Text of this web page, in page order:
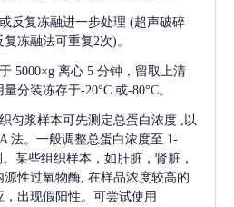
反复冻融进一步处理 (超声破碎
冻融法可重复2次)。
5000×g 离心 5 分钟，留取上清
分装冻存于-20°C 或-80°C。
匀浆样本可先测定总蛋白浓度
,以
法。一般调整总蛋白浓度至 1-
某些组织样本，如肝脏，肾脏，
性过氧物酶, 在样品浓度较高的
出现假阳性。可尝试使用